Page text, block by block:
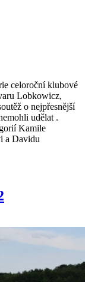
celoroční klubové
Lobkowicz,
o nejpřesnější
udělat .
Kamile
a Davidu